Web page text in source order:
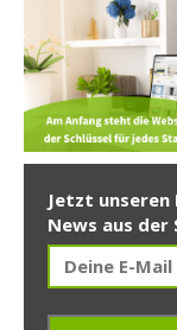
Jetzt
News aus